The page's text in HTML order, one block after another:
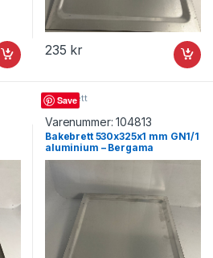
235 kr
Save
Bakebrett
Varenummer:104813
Bakebrett 530x325x1 mm GN1/1
aluminium – Bergama